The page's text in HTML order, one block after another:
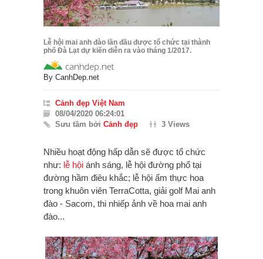
Lễ hội mai anh đào lần đầu được tổ chức tại thành
phố Đà Lạt dự kiến diễn ra vào tháng 1/2017.
By CanhDep.net
Cảnh đẹp Việt Nam
08/04/2020 06:24:01
Sưu tầm bởi Cảnh đẹp 3 Views
Nhiều hoạt động hấp dẫn sẽ được tổ chức
như: lễ hội ánh sáng, lễ hội đường phố tại
đường hầm điêu khắc; lễ hội ẩm thực hoa
trong khuôn viên TerraCotta, giải golf Mai anh
đào - Sacom, thi nhiếp ảnh về hoa mai anh
đào...